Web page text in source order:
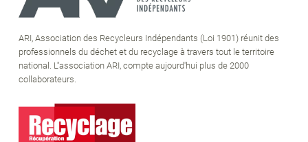
ARI, Association des Recycleurs Indépendants (Loi 1901) réunit des
professionnels du déchet et du recyclage à travers tout le territoire
national. L''association ARI, compte aujourd'hui plus de 2000
collaborateurs.